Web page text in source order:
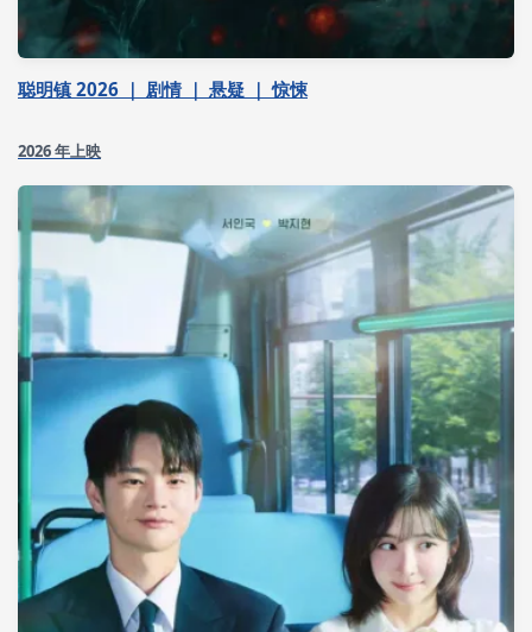
聪明镇 2026 ｜ 剧情 ｜ 悬疑 ｜ 惊悚
2026 年上映